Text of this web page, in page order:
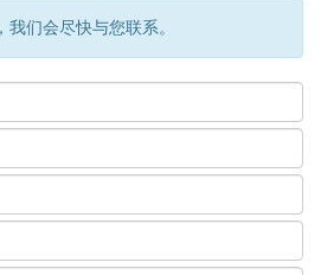
们会尽快与您联系。